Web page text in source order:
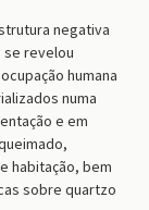
negativa
revelou
humana
numa
e em
habitação, bem
sobre quartzo